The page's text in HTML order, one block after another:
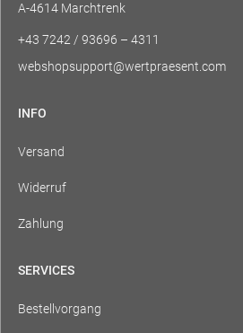
A-4614 Marchtrenk
+43 7242 / 93696 – 4311
webshopsupport@wertpraesent.com
INFO
Versand
Widerruf
Zahlung
SERVICES
Bestellvorgang